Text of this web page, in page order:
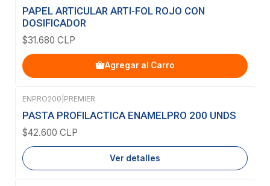
PAPEL ARTICULAR ARTI-FOL ROJO CON
DOSIFICADOR
$31.680 CLP
Agregar al Carro
Agotado
ENPRO200 PREMIER
PASTA PROFILACTICA ENAMELPRO 200 UNDS
$42.600 CLP
Ver detalles